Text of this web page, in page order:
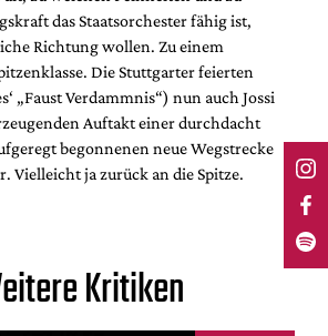
das Staatsorchester fähig ist,
Richtung wollen. Zu einem
Die Stuttgarter feierten
„Faust Verdammnis“) nun auch Jossi
Auftakt einer durchdacht
begonnenen neue Wegstrecke
Vielleicht ja zurück an die Spitze.
Kritiken